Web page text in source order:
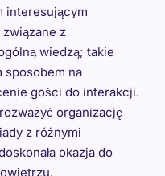
interesującym
związane z
wiedzą; takie
sposobem na
gości do interakcji.
organizację
z różnymi
okazja do